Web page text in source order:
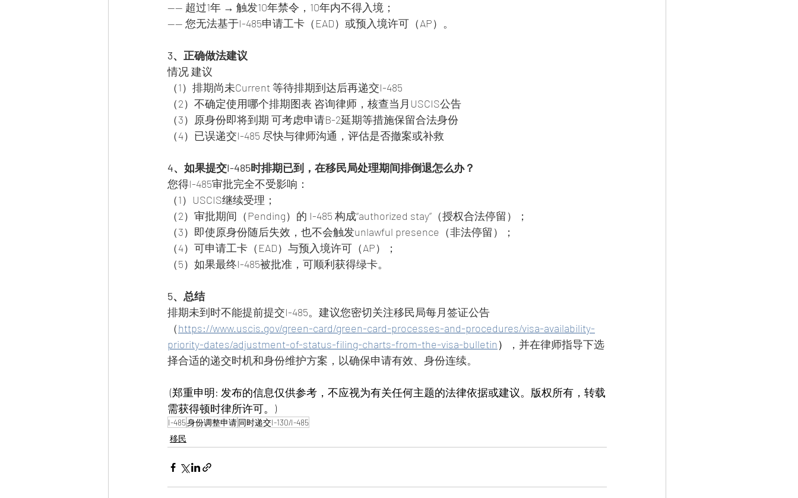
—— 超过1年 → 触发10年禁令，10年内不得入境；
—— 您无法基于I-485申请工卡（EAD）或预入境许可（AP）。
3、正确做法建议
情况 建议
（1）排期尚未Current 等待排期到达后再递交I-485
（2）不确定使用哪个排期图表 咨询律师，核查当月USCIS公告
（3）原身份即将到期 可考虑申请B-2延期等措施保留合法身份
（4）已误递交I-485 尽快与律师沟通，评估是否撤案或补救
4、如果提交I-485时排期已到，在移民局处理期间排倒退怎么办？
您得I-485审批完全不受影响：
（1）USCIS继续受理；
（2）审批期间（Pending）的 I-485 构成“authorized stay”（授权合法停留）；
（3）即使原身份随后失效，也不会触发unlawful presence（非法停留）；
（4）可申请工卡（EAD）与预入境许可（AP）；
（5）如果最终I-485被批准，可顺利获得绿卡。
5、总结
排期未到时不能提前提交I-485。建议您密切关注移民局每月签证公告
（https://www.uscis.gov/green-card/green-card-processes-and-procedures/visa-availability-
priority-dates/adjustment-of-status-filing-charts-from-the-visa-bulletin）
，并在律师指导下选
择合适的递交时机和身份维护方案，以确保申请有效、身份连续。
(郑重申明: 发布的信息仅供参考，不应视为有关任何主题的法律依据或建议。版权所有，转载
需获得顿时律所许可。)
I-485身份调整申请同时递交I-130/I-485
移民